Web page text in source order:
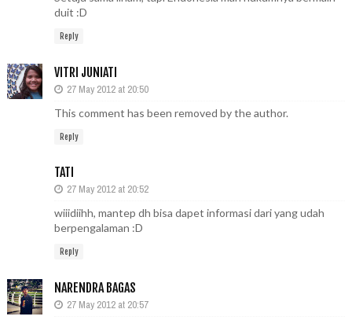
duit :D
Reply
VITRI JUNIATI
27 May 2012 at 20:50
This comment has been removed by the author.
Reply
TATI
27 May 2012 at 20:52
wiiidiihh, mantep dh bisa dapet informasi dari yang udah
berpengalaman :D
Reply
NARENDRA BAGAS
27 May 2012 at 20:57